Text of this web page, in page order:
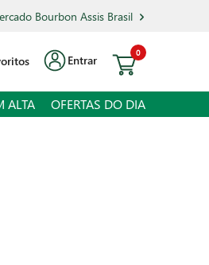
Bourbon Assis Brasil
Entrar
0
ALTA OFERTAS DO DIA